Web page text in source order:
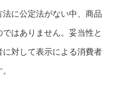
に公定法がない中、商品
はありません。妥当性と
対して表示による消費者